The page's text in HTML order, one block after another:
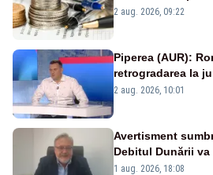
viitoare?
2 aug. 2026, 09:22
Piperea (AUR):
retrogradarea la
catastrofă pentru
2 aug. 2026, 10:01
Avertisment
Debitul Dunării
Cernavodă s-ar
1 aug. 2026, 18:08